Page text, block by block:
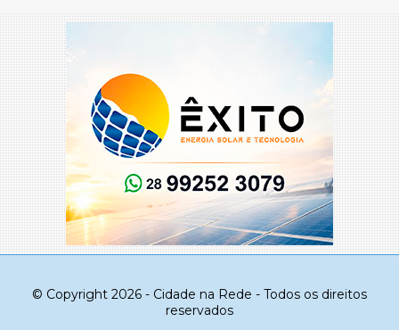
© Copyright 2026 - Cidade na Rede - Todos os direitos
reservados